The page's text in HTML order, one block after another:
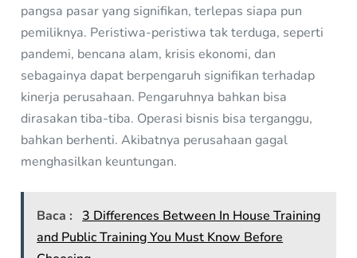
pangsa pasar yang signifikan, terlepas siapa pun
pemiliknya. Peristiwa-peristiwa tak terduga, seperti
pandemi, bencana alam, krisis ekonomi, dan
sebagainya dapat berpengaruh signifikan terhadap
kinerja perusahaan. Pengaruhnya bahkan bisa
dirasakan tiba-tiba. Operasi bisnis bisa terganggu,
bahkan berhenti. Akibatnya perusahaan gagal
menghasilkan keuntungan.
Baca :
3 Differences Between In House Training
and Public Training You Must Know Before